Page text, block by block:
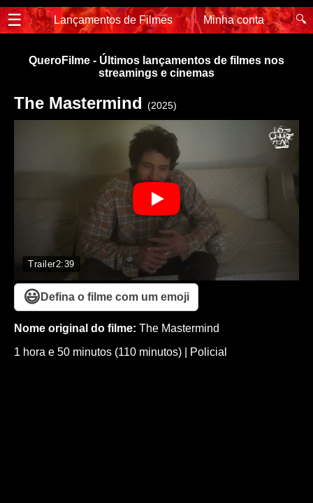
☰ Lançamentos de Filmes Minha conta 🔍
QueroFilme - Últimos lançamentos de filmes nos
streamings e cinemas
The Mastermind (2025)
Trailer2:39
😃 Defina o filme com um emoji
Nome original do filme: The Mastermind
1 hora e 50 minutos (110 minutos)
Policial